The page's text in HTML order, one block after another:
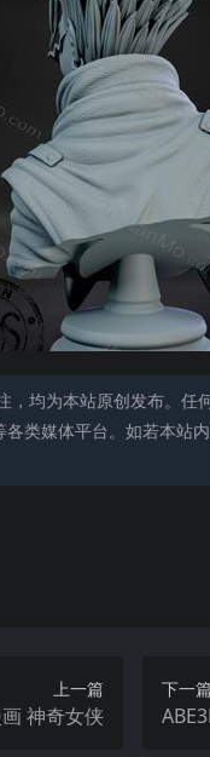
，均为本站原创发布。
类媒体平台。如若本站
上一篇
神奇女侠
下一篇